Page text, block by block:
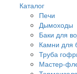
Каталог
Печи
Дымоходы
Баки для
Камни для
Труба
Мастер-